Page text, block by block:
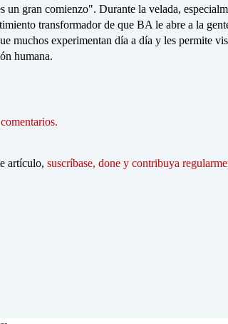
un gran comienzo". Durante la velada,
transformador de que BA le abre a la
muchos experimentan día a día y les permite
humana.
artículo, suscríbase, done y contribuya